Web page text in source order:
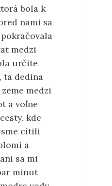
bola k
nami sa
medzi
určite
ta dedina
medzi
a voľne
kde
sme cítili
a
sa mi
minut